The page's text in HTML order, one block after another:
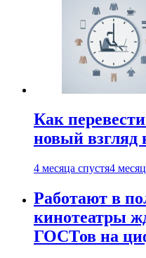
Как
новый взгляд
4 месяца спустя4
Работают в
кинотеатры
ГОСТов на